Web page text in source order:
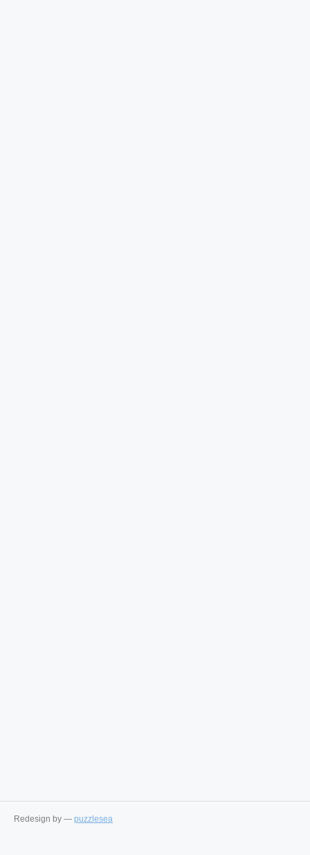
Redesign by — puzzlesea